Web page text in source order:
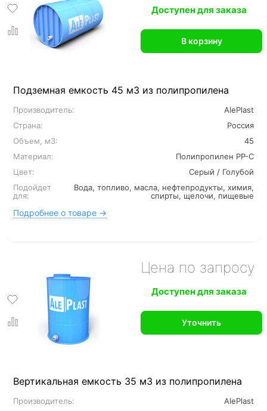
Подземная емкость 45 м3 из полипропилена
Производитель:
AlePlast
Страна:
Россия
Объем, м3:
45
Материал:
Полипропилен PP-C
Цвет:
Серый / Голубой
Подойдет
для:
Вода, топливо, масла, нефтепродукты, химия,
спирты, щелочи, пищевые
Подробнее о товаре →
Доступен для заказа
В корзину
Вертикальная емкость 35 м3 из полипропилена
Производитель:
AlePlast
Цена по запросу
Доступен для заказа
Уточнить